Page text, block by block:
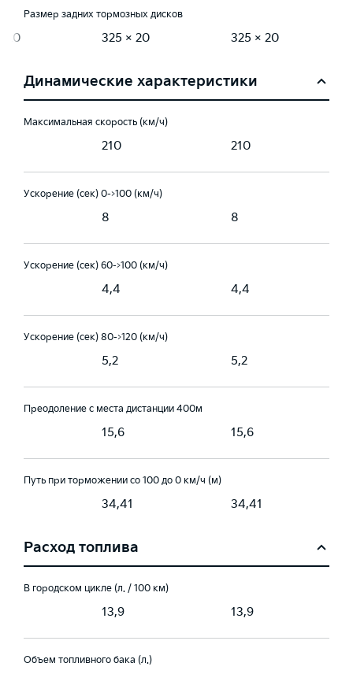
Размер задних тормозных дисков
20 325 × 20 325 × 20
Динамические характеристики
Максимальная скорость (км/ч)
210 210
Ускорение (сек) 0->100 (км/ч)
8 8
Ускорение (сек) 60->100 (км/ч)
4,4 4,4
Ускорение (сек) 80->120 (км/ч)
5,2 5,2
Преодоление с места дистанции 400м
15,6 15,6
Путь при торможении со 100 до 0 км/ч (м)
34,41 34,41
Расход топлива
В городском цикле (л. / 100 км)
13,9 13,9
Объем топливного бака (л.)